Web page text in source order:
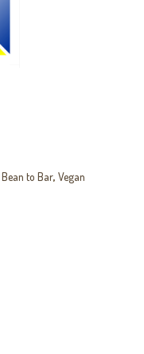
Bean to Bar, Vegan